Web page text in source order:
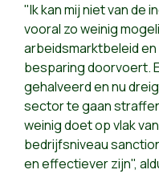
"Ik kan mij niet van de
vooral zo weinig
arbeidsmarktbeleid
besparing doorvoert.
gehalveerd en nu
sector te gaan
weinig doet op vlak
bedrijfsniveau
en effectiever zijn",